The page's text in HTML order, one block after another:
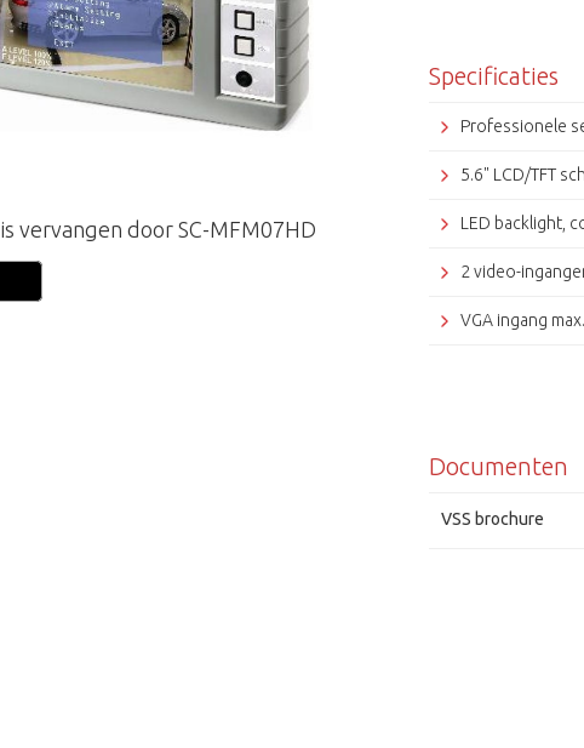
vervangen door SC-MFM07HD
Specificaties
Professionele
5.6" LCD/TFT
LED backlight,
2 video-
VGA ingang
Ingebouwde
On Sreen Display
Documenten
VSS brochure